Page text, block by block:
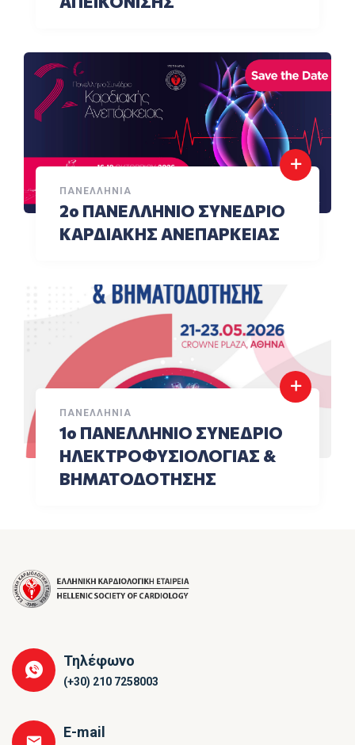
ΠΑΝΕΛΛΉΝΙΑ
2ο ΠΑΝΕΛΛΗΝΙΟ ΣΥΝΕΔΡΙΟ
ΚΑΡΔΙΑΚΗΣ ΑΝΕΠΑΡΚΕΙΑΣ
ΠΑΝΕΛΛΉΝΙΑ
1ο ΠΑΝΕΛΛΗΝΙΟ ΣΥΝΕΔΡΙΟ
ΗΛΕΚΤΡΟΦΥΣΙΟΛΟΓΙΑΣ &
ΒΗΜΑΤΟΔΟΤΗΣΗΣ
Τηλέφωνο
(+30) 210 7258003
E-mail